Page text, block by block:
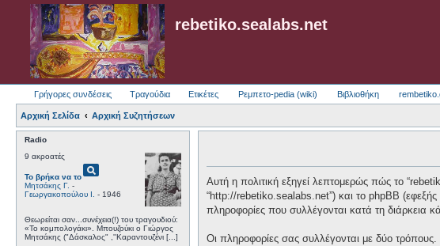
rebetiko.sealabs.net
Γρήγορες συνδέσεις Τραγούδια Ετικέτες Ρεμπετο-pedia (wiki) Βιβλιοθήκη
Αρχική Σελίδα Αρχική Συζητήσεων
Radio
9 ακροατές
Το βρήκα να τοpageview
Μητσάκης Γ. -
Γεωργακοπούλου Ι.
- 1946
Θεωρείται σαν...συνέχεια(!) του τραγουδιού:
«Το κομπολογάκι». Μπουζούκι ο Γιώργος
Μητσάκης ("Δάσκαλος" ,''Καραντουζένι [...]
Αυτή η πολιτική εξηγεί λεπτομερώς πώς το
“http://rebetiko.sealabs.net”) και το phpBB (εφεξής
πληροφορίες που συλλέγονται κατά τη διάρκεια
Οι πληροφορίες σας συλλέγονται με δύο